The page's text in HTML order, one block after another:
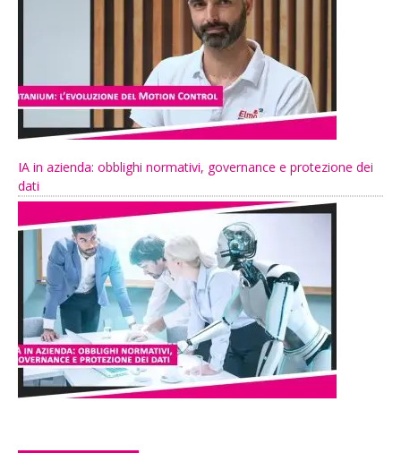
IA in azienda: obblighi normativi, governance e protezione dei
dati